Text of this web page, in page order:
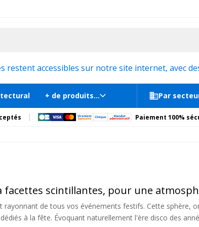
stand exposition, scène, podium et estrade, etc. | 20ans
restent accessibles sur notre site internet, avec
+ de produits... Par
Paiement 100%
facettes scintillantes, pour une
rayonnant de tous vos événements festifs. Cette sphère,
à la fête. Évoquant naturellement l'ère disco des